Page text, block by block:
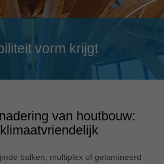
vorm krijgt
van houtbouw:
balken, multiplex of gelamineerd